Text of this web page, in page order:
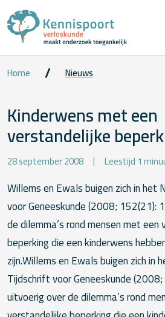
Home Nieuws
Kinderwens met een
verstandelijke
28 september 2008 Leestijd 1
Willems en Ewals buigen zich in het
voor Geneeskunde (2008; 152(21):
de dilemma’s rond mensen met
beperking die een kinderwens
zijn.Willems en Ewals buigen zich in
Tijdschrift voor Geneeskunde
uitvoerig over de dilemma’s rond